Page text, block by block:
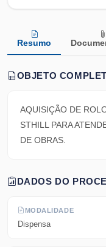
Resumo
OBJETO
AQUISIÇÃO DE
STHILL PARA
DE OBRAS.
DADOS DO
MODALIDADE
Dispensa